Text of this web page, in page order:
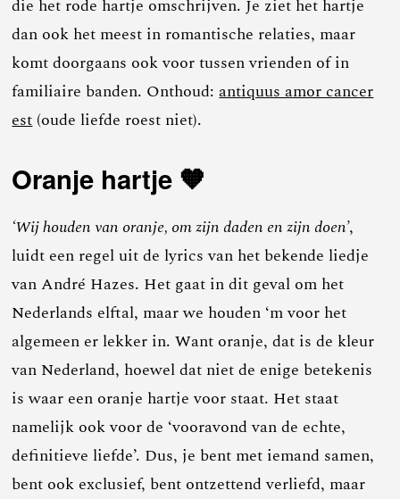
die het rode hartje omschrijven. Je ziet het hartje
dan ook het meest in romantische relaties, maar
komt doorgaans ook voor tussen vrienden of in
familiaire banden. Onthoud:antiquus amor cancer
est(oude liefde roest niet).
Oranje hartje 🧡
‘Wij houden van oranje, om zijn daden en zijn doen’,
luidt een regel uit de lyrics van het bekende liedje
van André Hazes. Het gaat in dit geval om het
Nederlands elftal, maar we houden ‘m voor het
algemeen er lekker in. Want oranje, dat is de kleur
van Nederland, hoewel dat niet de enige betekenis
is waar een oranje hartje voor staat. Het staat
namelijk ook voor de ‘vooravond van de echte,
definitieve liefde’. Dus, je bent met iemand samen,
bent ook exclusief, bent ontzettend verliefd, maar